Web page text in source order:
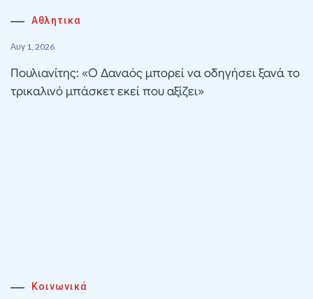
Αθλητικα
Αυγ 1, 2026
Πουλιανίτης: «Ο Δαναός μπορεί να οδηγήσει ξανά το
τρικαλινό μπάσκετ εκεί που αξίζει»
Κοινωνικά